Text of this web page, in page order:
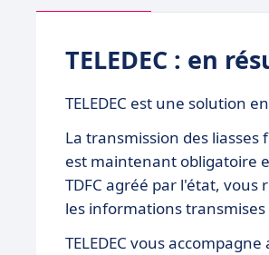
TELEDEC : en
TELEDEC est une solution
La transmission des
est maintenant obligatoire
TDFC agréé par l'état,
les informations
TELEDEC vous